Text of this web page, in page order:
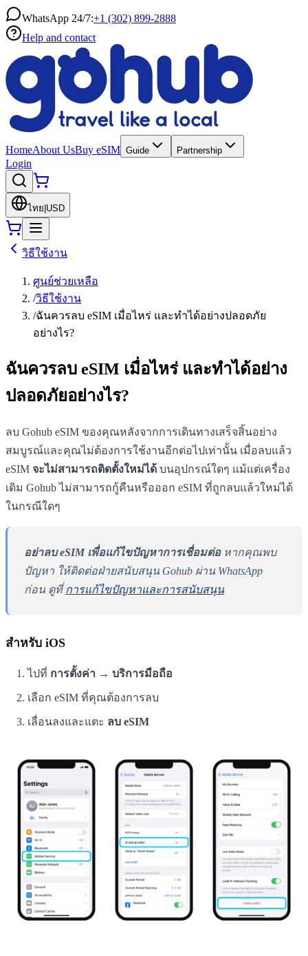
WhatsApp 24/7:+1 (302) 899-2888
Help and contact
HomeAbout UsBuy eSIM Guide Partnership
Login
ไทย USD
วิธีใช้งาน
ศูนย์ช่วยเหลือ
/วิธีใช้งาน
/ฉันควรลบ eSIM เมื่อไหร่ และทำได้อย่างปลอดภัย
อย่างไร?
ฉันควรลบ eSIM เมื่อไหร่ และทำได้อย่าง
ปลอดภัยอย่างไร?
ลบ Gohub eSIM ของคุณหลังจากการเดินทางเสร็จสิ้นอย่าง
สมบูรณ์และคุณไม่ต้องการใช้งานอีกต่อไปเท่านั้น เมื่อลบแล้ว
eSIM จะไม่สามารถติดตั้งใหม่ได้ บนอุปกรณ์ใดๆ แม้แต่เครื่อง
เดิม Gohub ไม่สามารถกู้คืนหรือออก eSIM ที่ถูกลบแล้วใหม่ได้
ในกรณีใดๆ
อย่าลบ eSIM เพื่อแก้ไขปัญหาการเชื่อมต่อหากคุณพบ
ปัญหา ให้ติดต่อฝ่ายสนับสนุน Gohub ผ่าน WhatsApp
ก่อน ดูที่การแก้ไขปัญหาและการสนับสนุน
สำหรับ iOS
ไปที่ การตั้งค่า → บริการมือถือ
เลือก eSIM ที่คุณต้องการลบ
เลื่อนลงและแตะ ลบ eSIM